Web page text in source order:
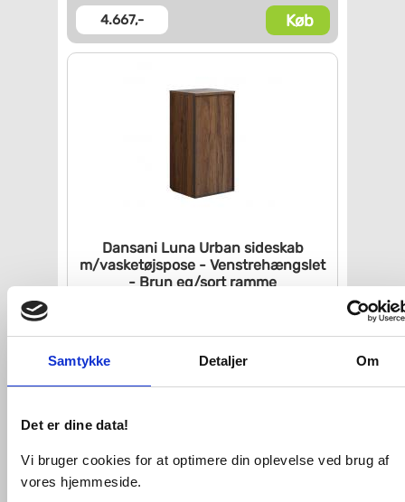
Samtykke Detaljer Om
Det er dine data!
Vi bruger cookies for at optimere din oplevelse ved brug af
vores hjemmeside.
4.667,- Køb
Dansani Luna Urban sideskab
m/vasketøjspose - Venstrehængslet
- Brun eg/sortramme
Fragt 99,-
4.732,-